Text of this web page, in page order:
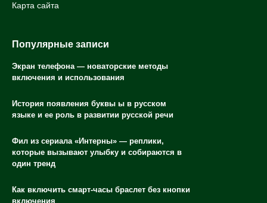
Карта сайта
Популярные записи
Экран телефона — новаторские методы
включения и использования
История появления буквы ы в русском
языке и ее роль в развитии русской речи
Фил из сериала «Интерны» — реплики,
которые вызывают улыбку и собираются в
один тренд
Как включить смарт-часы браслет без кнопки
включения